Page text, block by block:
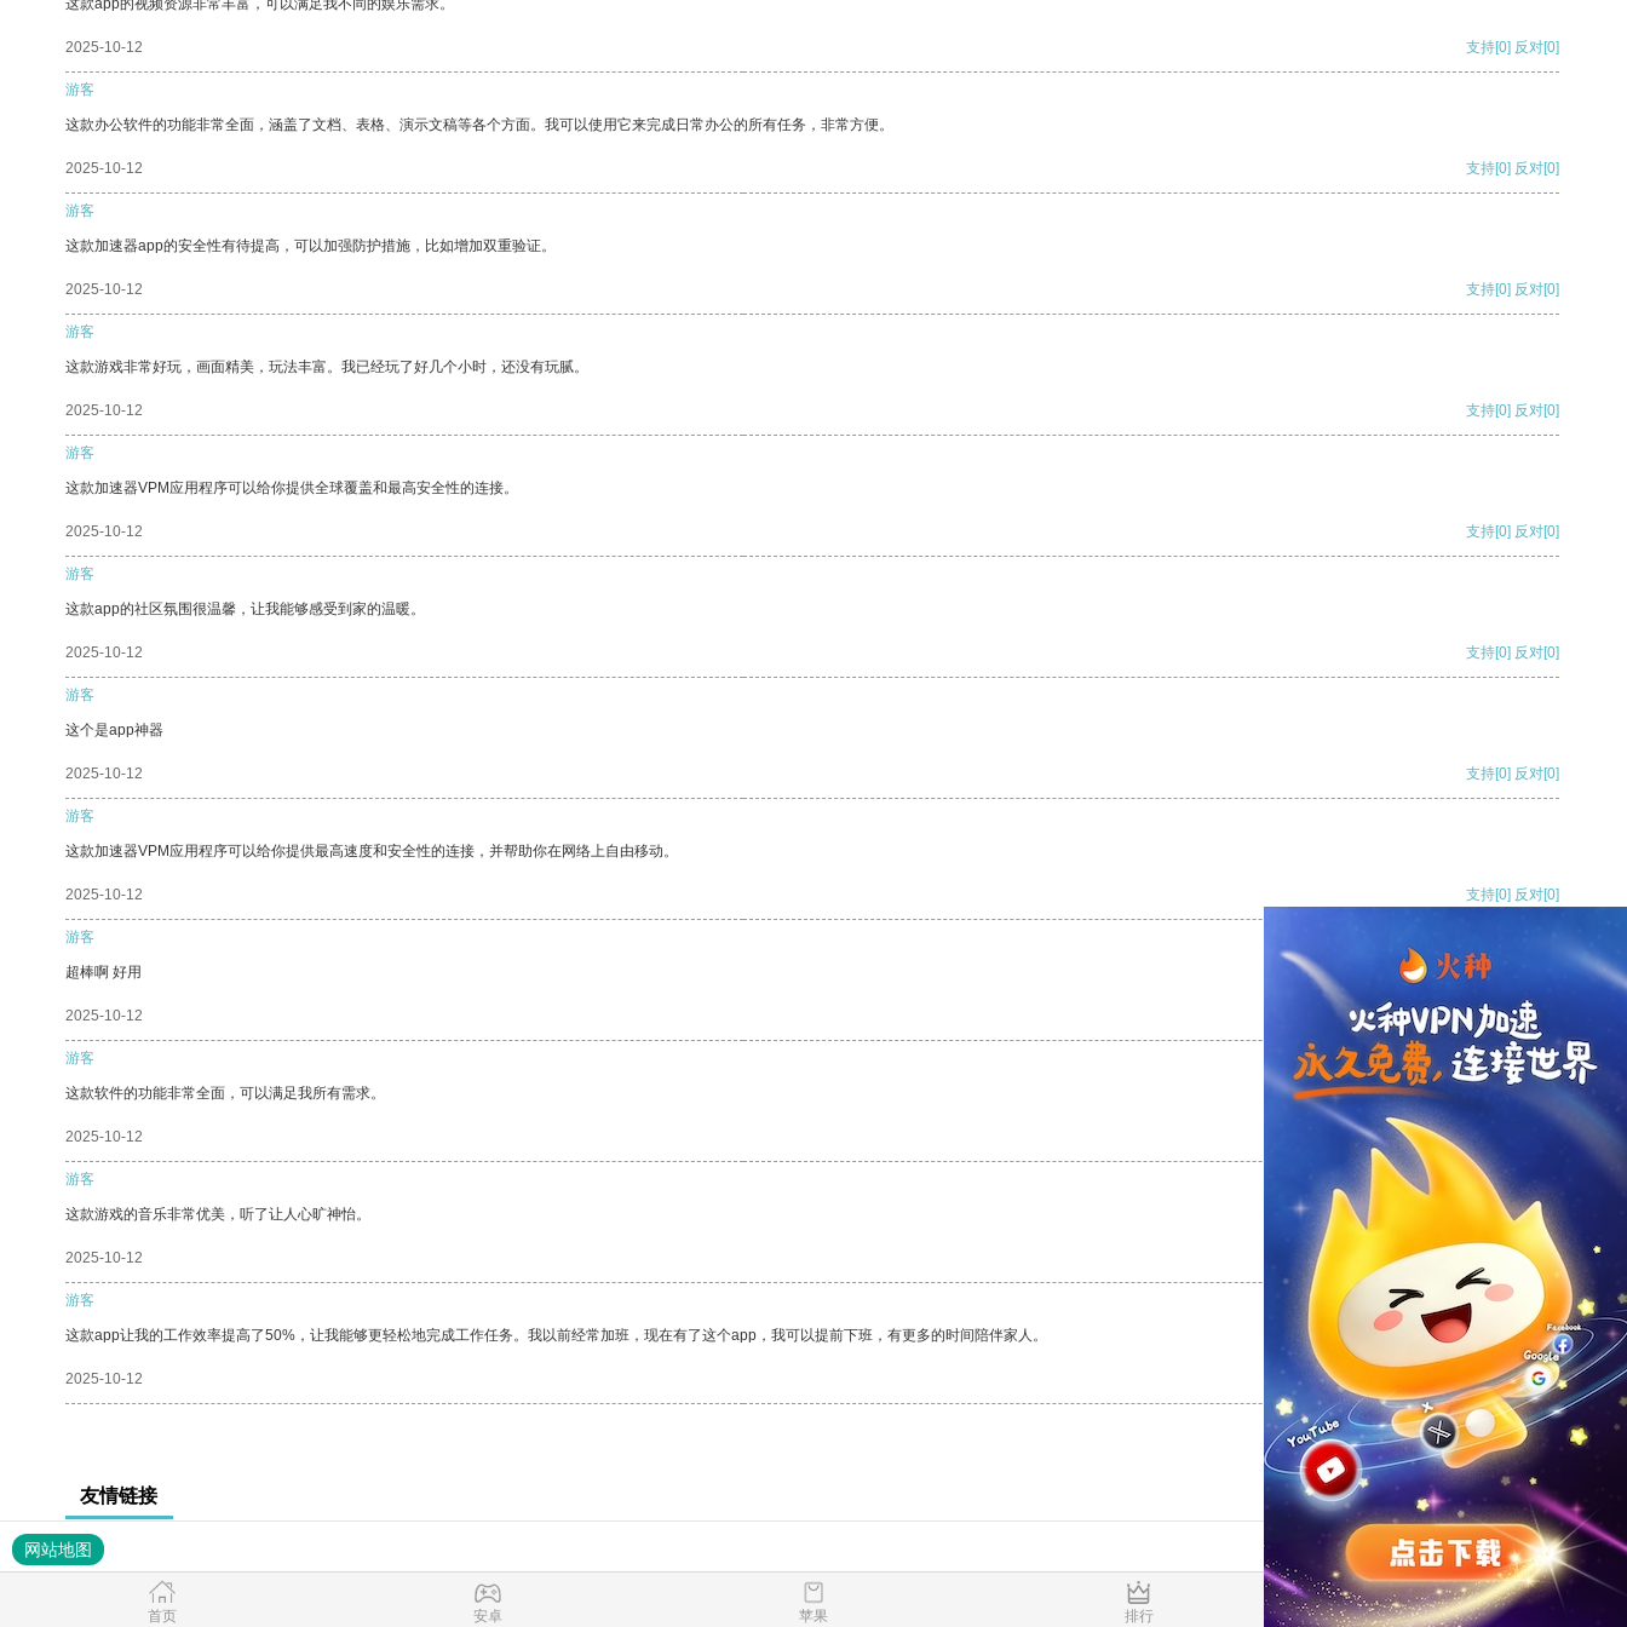
这款app的视频资源非常丰富，可以满足我不同的娱乐需求。
2025-10-12 支持[0] 反对[0]
游客
这款办公软件的功能非常全面，涵盖了文档、表格、演示文稿等各个方面。我可以使用它来完成日常办公的所有任务，非常方便。
2025-10-12 支持[0] 反对[0]
游客
这款加速器app的安全性有待提高，可以加强防护措施，比如增加双重验证。
2025-10-12 支持[0] 反对[0]
游客
这款游戏非常好玩，画面精美，玩法丰富。我已经玩了好几个小时，还没有玩腻。
2025-10-12 支持[0] 反对[0]
游客
这款加速器VPM应用程序可以给你提供全球覆盖和最高安全性的连接。
2025-10-12 支持[0] 反对[0]
游客
这款app的社区氛围很温馨，让我能够感受到家的温暖。
2025-10-12 支持[0] 反对[0]
游客
这个是app神器
2025-10-12 支持[0] 反对[0]
游客
这款加速器VPM应用程序可以给你提供最高速度和安全性的连接，并帮助你在网络上自由移动。
2025-10-12 支持[0] 反对[0]
游客
超棒啊 好用
2025-10-12 支持[0] 反对
游客
这款软件的功能非常全面，可以满足我所有需求。
2025-10-12 支持
游客
这款游戏的音乐非常优美，听了让人心旷神怡。
2025-10-12 反对 [0]
游客
这款app让我的工作效率提高了50%，让我能够更轻松地完成工作任务。我以前经常加班，现在有了这个app，我可以提前下班，有更多的时间陪伴家人。
2025-10-12 支持[0] 反对[0]
友情链接
网站地图
首页 安卓 苹果 排行 推荐